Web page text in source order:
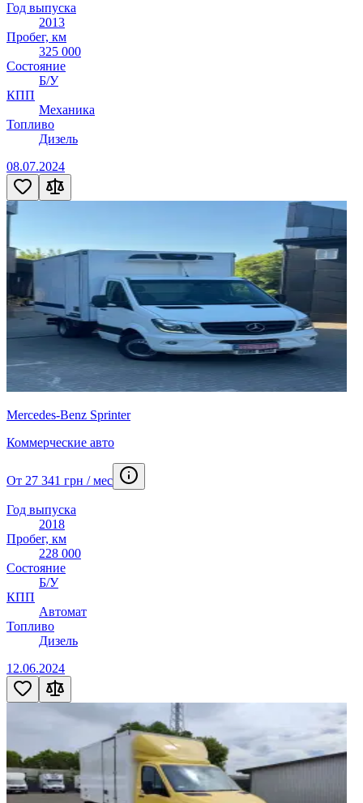
Год выпуска
2013
Пробег, км
325 000
Состояние
Б/У
КПП
Механика
Топливо
Дизель
08.07.2024
Mercedes-Benz Sprinter
Коммерческие авто
От 27 341 грн / мес
Год выпуска
2018
Пробег, км
228 000
Состояние
Б/У
КПП
Автомат
Топливо
Дизель
12.06.2024